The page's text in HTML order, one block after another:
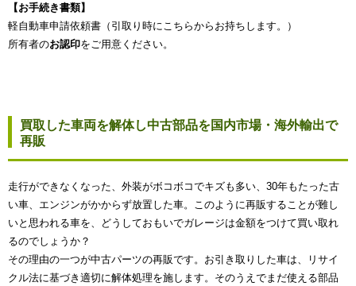
【お手続き書類】
軽自動車申請依頼書（引取り時にこちらからお持ちします。）
所有者のお認印をご用意ください。
買取した車両を解体し中古部品を国内市場・海外輸出で
再販
走行ができなくなった、外装がボコボコでキズも多い、30年もたった古
い車、エンジンがかからず放置した車。このように再販することが難し
いと思われる車を、どうしておもいでガレージは金額をつけて買い取れ
るのでしょうか？
その理由の一つが中古パーツの再販です。お引き取りした車は、リサイ
クル法に基づき適切に解体処理を施します。そのうえでまだ使える部品